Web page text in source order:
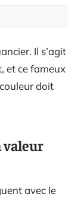
Il s’agit
et ce fameux
doit
valeur
avec le